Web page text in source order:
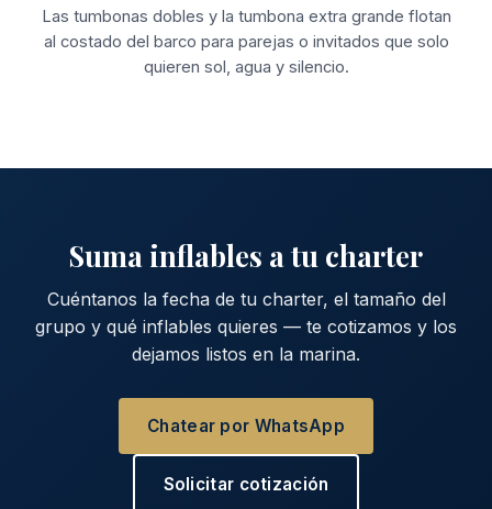
Las tumbonas dobles y la tumbona extra grande flotan
al costado del barco para parejas o invitados que solo
quieren sol, agua y silencio.
Suma inflables a tu charter
Cuéntanos la fecha de tu charter, el tamaño del
grupo y qué inflables quieres — te cotizamos y los
dejamos listos en la marina.
Chatear por WhatsApp
Solicitar cotización